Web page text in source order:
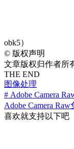
obk5）
© 版权声明
文章版权归作者所
THE END
图像处理
# Adobe Camera
Adobe Camera Raw
喜欢就支持以下吧